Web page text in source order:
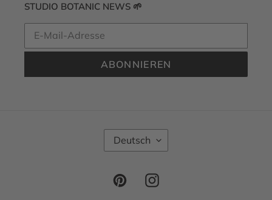
STUDIO BOTANIC NEWS 🌱
ABONNIEREN
P
Deutsch
PinterestInstagram